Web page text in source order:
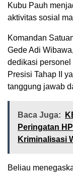
Kubu Pauh
aktivitas sosial
Komandan
Gede Adi
dedikasi personel
Presisi Tahap II
tanggung jawab
Baca Juga:
Peringatan
Kriminalisasi
Beliau